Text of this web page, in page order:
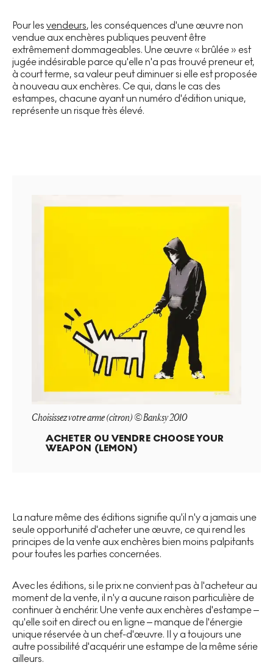
Pour les vendeurs, les conséquences d'une œuvre non
vendue aux enchères publiques peuvent être
extrêmement dommageables. Une œuvre « brûlée » est
jugée indésirable parce qu'elle n'a pas trouvé preneur et,
à court terme, sa valeur peut diminuer si elle est proposée
à nouveau aux enchères. Ce qui, dans le cas des
estampes, chacune ayant un numéro d'édition unique,
représente un risque très élevé.
Choisissez votre arme (citron) © Banksy 2010
ACHETER OU VENDRE CHOOSE YOUR
WEAPON (LEMON)
La nature même des éditions signifie qu'il n'y a jamais une
seule opportunité d'acheter une œuvre, ce qui rend les
principes de la vente aux enchères bien moins palpitants
pour toutes les parties concernées.
Avec les éditions, si le prix ne convient pas à l'acheteur au
moment de la vente, il n'y a aucune raison particulière de
continuer à enchérir. Une vente aux enchères d'estampe –
qu'elle soit en direct ou en ligne – manque de l'énergie
unique réservée à un chef-d'œuvre. Il y a toujours une
autre possibilité d'acquérir une estampe de la même série
ailleurs.